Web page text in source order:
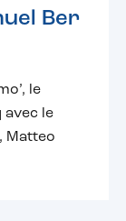
Ber
le
avec le
Matteo